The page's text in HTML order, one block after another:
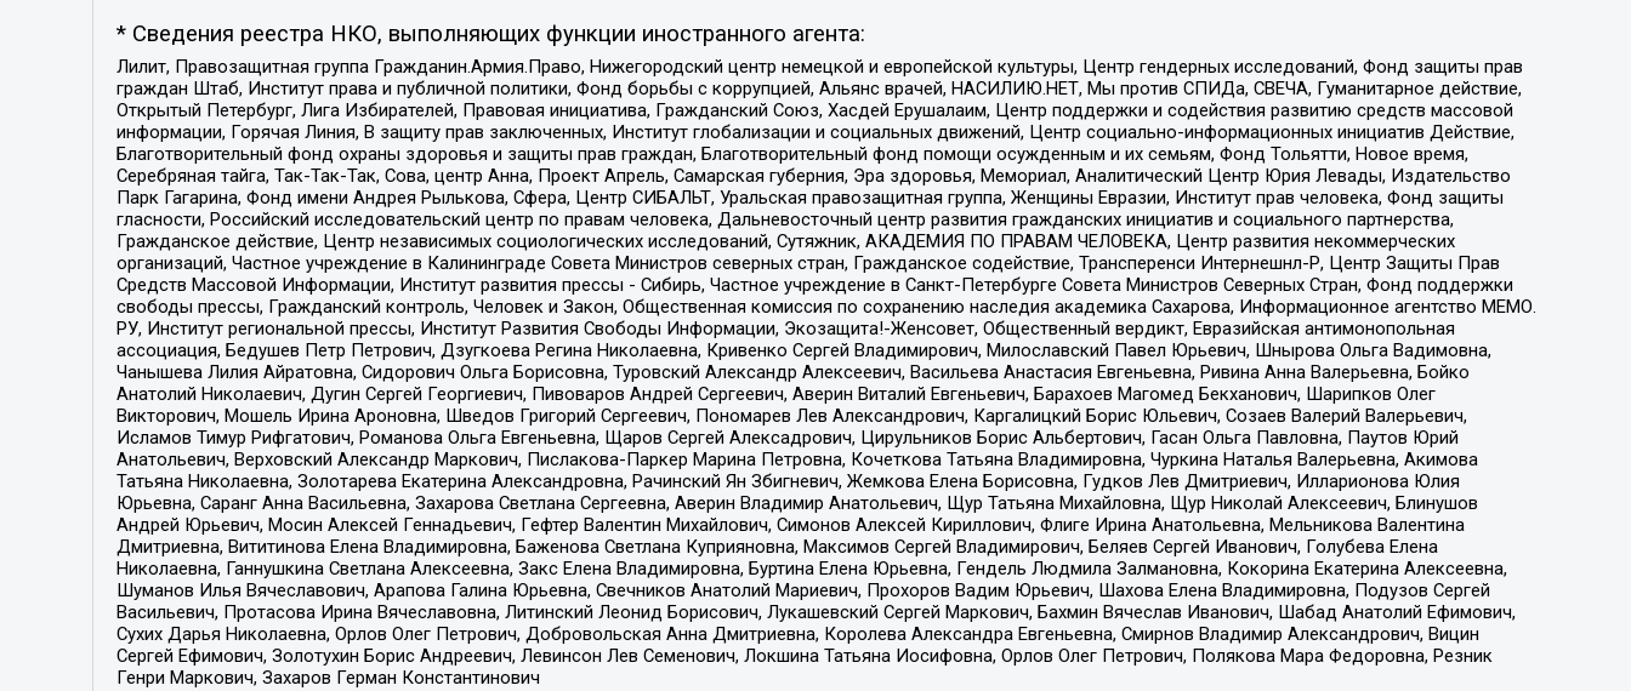
* Сведения реестра НКО, выполняющих функции иностранного агента:
Лилит, Правозащитная группа Гражданин.Армия.Право, Нижегородский центр немецкой и европейской культуры, Центр гендерных исследований, Фонд защиты прав
граждан Штаб, Институт права и публичной политики, Фонд борьбы с коррупцией, Альянс врачей, НАСИЛИЮ.НЕТ, Мы против СПИДа, СВЕЧА, Гуманитарное действие,
Открытый Петербург, Лига Избирателей, Правовая инициатива, Гражданский Союз, Хасдей Ерушалаим, Центр поддержки и содействия развитию средств массовой
информации, Горячая Линия, В защиту прав заключенных, Институт глобализации и социальных движений, Центр социально-информационных инициатив Действие,
Благотворительный фонд охраны здоровья и защиты прав граждан, Благотворительный фонд помощи осужденным и их семьям, Фонд Тольятти, Новое время,
Серебряная тайга, Так-Так-Так, Сова, центр Анна, Проект Апрель, Самарская губерния, Эра здоровья, Мемориал, Аналитический Центр Юрия Левады, Издательство
Парк Гагарина, Фонд имени Андрея Рылькова, Сфера, Центр СИБАЛЬТ, Уральская правозащитная группа, Женщины Евразии, Институт прав человека, Фонд защиты
гласности, Российский исследовательский центр по правам человека, Дальневосточный центр развития гражданских инициатив и социального партнерства,
Гражданское действие, Центр независимых социологических исследований, Сутяжник, АКАДЕМИЯ ПО ПРАВАМ ЧЕЛОВЕКА, Центр развития некоммерческих
организаций, Частное учреждение в Калининграде Совета Министров северных стран, Гражданское содействие, Трансперенси Интернешнл-Р, Центр Защиты Прав
Средств Массовой Информации, Институт развития прессы - Сибирь, Частное учреждение в Санкт-Петербурге Совета Министров Северных Стран, Фонд поддержки
свободы прессы, Гражданский контроль, Человек и Закон, Общественная комиссия по сохранению наследия академика Сахарова, Информационное агентство МЕМО.
РУ, Институт региональной прессы, Институт Развития Свободы Информации, Экозащита!-Женсовет, Общественный вердикт, Евразийская антимонопольная
ассоциация, Бедушев Петр Петрович, Дзугкоева Регина Николаевна, Кривенко Сергей Владимирович, Милославский Павел Юрьевич, Шнырова Ольга Вадимовна,
Чанышева Лилия Айратовна, Сидорович Ольга Борисовна, Туровский Александр Алексеевич, Васильева Анастасия Евгеньевна, Ривина Анна Валерьевна, Бойко
Анатолий Николаевич, Дугин Сергей Георгиевич, Пивоваров Андрей Сергеевич, Аверин Виталий Евгеньевич, Барахоев Магомед Бекханович, Шарипков Олег
Викторович, Мошель Ирина Ароновна, Шведов Григорий Сергеевич, Пономарев Лев Александрович, Каргалицкий Борис Юльевич, Созаев Валерий Валерьевич,
Исламов Тимур Рифгатович, Романова Ольга Евгеньевна, Щаров Сергей Алексадрович, Цирульников Борис Альбертович, Гасан Ольга Павловна, Паутов Юрий
Анатольевич, Верховский Александр Маркович, Пислакова-Паркер Марина Петровна, Кочеткова Татьяна Владимировна, Чуркина Наталья Валерьевна, Акимова
Татьяна Николаевна, Золотарева Екатерина Александровна, Рачинский Ян Збигневич, Жемкова Елена Борисовна, Гудков Лев Дмитриевич, Илларионова Юлия
Юрьевна, Саранг Анна Васильевна, Захарова Светлана Сергеевна, Аверин Владимир Анатольевич, Щур Татьяна Михайловна, Щур Николай Алексеевич, Блинушов
Андрей Юрьевич, Мосин Алексей Геннадьевич, Гефтер Валентин Михайлович, Симонов Алексей Кириллович, Флиге Ирина Анатольевна, Мельникова Валентина
Дмитриевна, Вититинова Елена Владимировна, Баженова Светлана Куприяновна, Максимов Сергей Владимирович, Беляев Сергей Иванович, Голубева Елена
Николаевна, Ганнушкина Светлана Алексеевна, Закс Елена Владимировна, Буртина Елена Юрьевна, Гендель Людмила Залмановна, Кокорина Екатерина Алексеевна,
Шуманов Илья Вячеславович, Арапова Галина Юрьевна, Свечников Анатолий Мариевич, Прохоров Вадим Юрьевич, Шахова Елена Владимировна, Подузов Сергей
Васильевич, Протасова Ирина Вячеславовна, Литинский Леонид Борисович, Лукашевский Сергей Маркович, Бахмин Вячеслав Иванович, Шабад Анатолий Ефимович,
Сухих Дарья Николаевна, Орлов Олег Петрович, Добровольская Анна Дмитриевна, Королева Александра Евгеньевна, Смирнов Владимир Александрович, Вицин
Сергей Ефимович, Золотухин Борис Андреевич, Левинсон Лев Семенович, Локшина Татьяна Иосифовна, Орлов Олег Петрович, Полякова Мара Федоровна, Резник
Генри Маркович, Захаров Герман Константинович